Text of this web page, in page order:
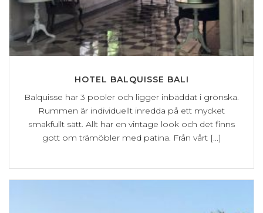
HOTEL BALQUISSE BALI
Balquisse har 3 pooler och ligger inbäddat i grönska.
Rummen är individuellt inredda på ett mycket
smakfullt sätt. Allt har en vintage look och det finns
gott om trämöbler med patina. Från vårt [...]